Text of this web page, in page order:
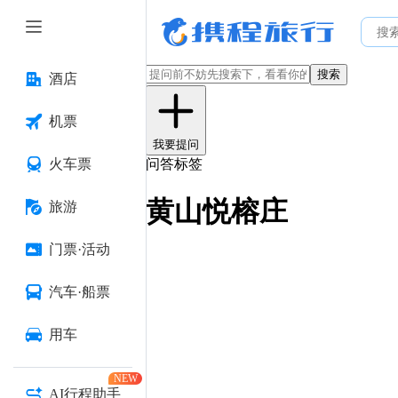
酒店
机票
火车票
旅游
门票·活动
汽车·船票
用车
AI行程助手
NEW
搜索
我要提问
问答标签
黄山悦榕庄